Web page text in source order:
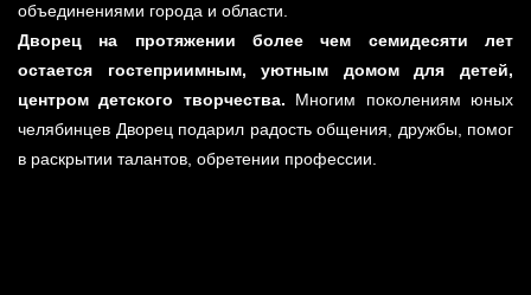
объединениями города и области.
Дворец на протяжении более чем семидесяти лет
остается гостеприимным, уютным домом для детей,
центром детского творчества. Многим поколениям юных
челябинцев Дворец подарил радость общения, дружбы, помог
в раскрытии талантов, обретении профессии.